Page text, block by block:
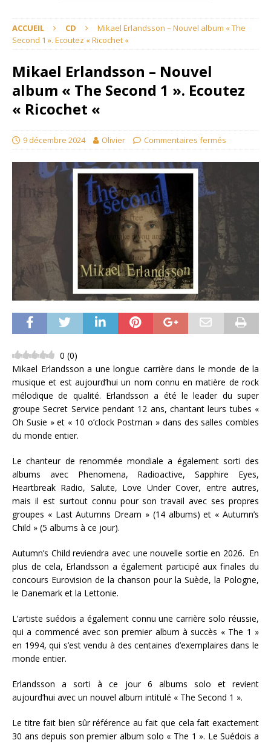
ACCUEIL CD
Mikael Erlandsson – Nouvel album « The
Second 1 ». Ecoutez « Ricochet «
Mikael Erlandsson – Nouvel
album « The Second 1 ». Ecoutez
« Ricochet «
9 décembre 2024 Olivier Commentaires fermés
0 (0)
Mikael Erlandsson a une longue carrière dans le monde de la
musique et est aujourd’hui un nom connu en matière de rock
mélodique de qualité. Erlandsson a été le leader du super
groupe Secret Service pendant 12 ans, chantant leurs tubes «
Oh Susie » et « 10 o’clock Postman » dans des salles combles
du monde entier.
Le chanteur de renommée mondiale a également sorti des
albums avec Phenomena, Radioactive, Sapphire Eyes,
Heartbreak Radio, Salute, Love Under Cover, entre autres,
mais il est surtout connu pour son travail avec ses propres
groupes « Last Autumns Dream » (14 albums) et « Autumn’s
Child » (5 albums à ce jour).
Autumn’s Child reviendra avec une nouvelle sortie en 2026. En
plus de cela, Erlandsson a également participé aux finales du
concours Eurovision de la chanson pour la Suède, la Pologne,
le Danemark et la Lettonie.
L’artiste suédois a également connu une carrière solo réussie,
qui a commencé avec son premier album à succès « The 1 »
en 1994, qui s’est vendu à des centaines d’exemplaires dans le
monde entier.
Erlandsson a sorti à ce jour 6 albums solo et revient
aujourd’hui avec un nouvel album intitulé « The Second 1 ».
Le titre fait bien sûr référence au fait que cela fait exactement
30 ans depuis son premier album solo « The 1 ». Le Suédois a